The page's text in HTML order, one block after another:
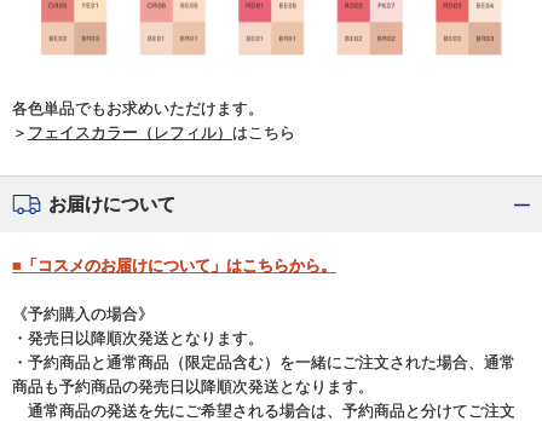
各色単品でもお求めいただけます。
＞ フェイスカラー（レフィル） はこちら
お届けについて
■「コスメのお届けについて」はこちらから。
《予約購入の場合》
・発売日以降順次発送となります。
・予約商品と通常商品（限定品含む）を一緒にご注文された場合、通常
商品も予約商品の発売日以降順次発送となります。
通常商品の発送を先にご希望される場合は、予約商品と分けてご注文